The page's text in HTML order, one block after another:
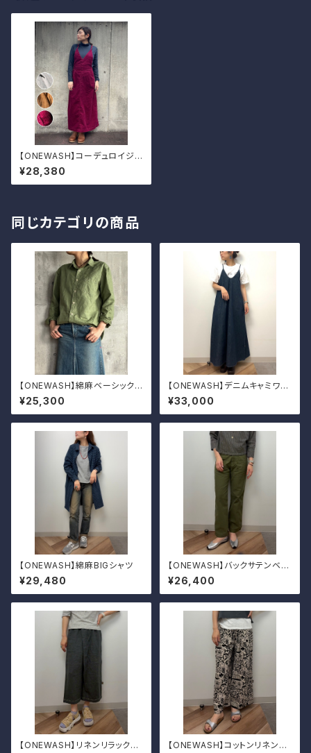
【ONEWASH】コーデュロイジャ
ンパースカート
¥28,380
同じカテゴリの商品
【ONEWASH】綿麻ベーシックシ
ャツ
¥25,300
【ONEWASH】デニムキャミワン
ピ
¥33,000
【ONEWASH】綿麻BIGシャツ
¥29,480
【ONEWASH】バックサテンベイ
カーパンツ
¥26,400
【ONEWASH】リネンリラックス
【ONEWASH】コットンリネンキ